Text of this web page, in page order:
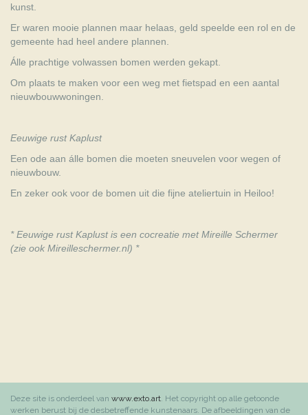
kunst.
Er waren mooie plannen maar helaas, geld speelde een rol en de
gemeente had heel andere plannen.
Álle prachtige volwassen bomen werden gekapt.
Om plaats te maken voor een weg met fietspad en een aantal
nieuwbouwwoningen.
Eeuwige rust Kaplust
Een ode aan álle bomen die moeten sneuvelen voor wegen of
nieuwbouw.
En zeker ook voor de bomen uit die fijne ateliertuin in Heiloo!
* Eeuwige rust Kaplust is een cocreatie met Mireille Schermer
(zie ook Mireilleschermer.nl) *
Deze site is onderdeel van www.exto.art. Het copyright op alle getoonde
werken berust bij de desbetreffende kunstenaars. De afbeeldingen van de